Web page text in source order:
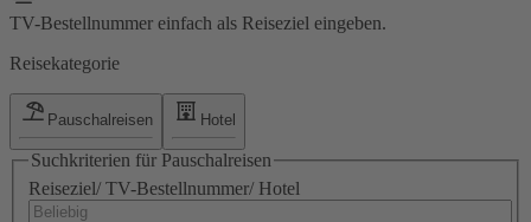
TV-Bestellnummer einfach als Reiseziel eingeben.
Reisekategorie
Pauschalreisen Hotel
Suchkriterien für Pauschalreisen
Reiseziel/ TV-Bestellnummer/ Hotel